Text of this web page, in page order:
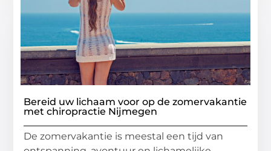
Bereid uw lichaam voor op de zomervakantie
met chiropractie Nijmegen
De zomervakantie is meestal een tijd van